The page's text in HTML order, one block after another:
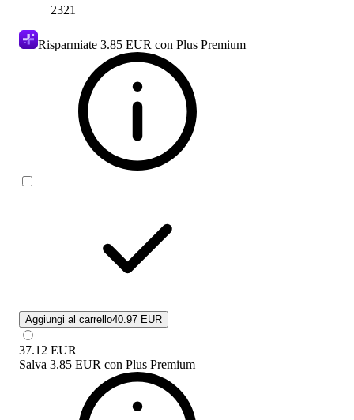
2321
Risparmiate 3.85 EUR con Plus Premium
Aggiungi al carrello40.97 EUR
37.12 EUR
Salva 3.85 EUR con Plus Premium